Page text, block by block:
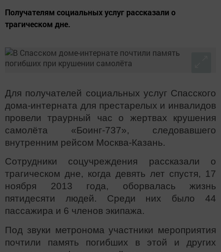
Получателям социальных услуг рассказали о
трагическом дне.
Для получателей социальных услуг Спасского
дома-интерната для престарелых и инвалидов
провели траурный час о жертвах крушения
самолёта «Боинг-737», следовавшего
внутренним рейсом Москва-Казань.
Сотрудники соцучреждения рассказали о
трагическом дне, когда девять лет спустя, 17
ноября 2013 года, оборвалась жизнь
пятидесяти людей. Среди них было 44
пассажира и 6 членов экипажа.
Под звуки метронома участники мероприятия
почтили память погибших в этой и других